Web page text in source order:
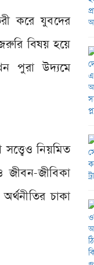
করে যুবদের
বিষয় হয়ে
পুরা উদ্যমে
নিয়মিত
জীবন-জীবিকা
চাকা